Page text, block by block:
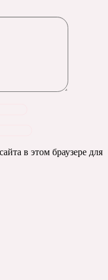
в этом браузере для